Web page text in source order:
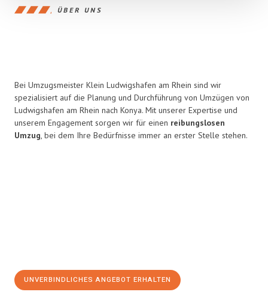
ÜBER UNS
Bei Umzugsmeister Klein Ludwigshafen am Rhein sind wir
spezialisiert auf die Planung und Durchführung von Umzügen von
Ludwigshafen am Rhein nach Konya. Mit unserer Expertise und
unserem Engagement sorgen wir für einen reibungslosen
Umzug, bei dem Ihre Bedürfnisse immer an erster Stelle stehen.
UNVERBINDLICHES ANGEBOT ERHALTEN